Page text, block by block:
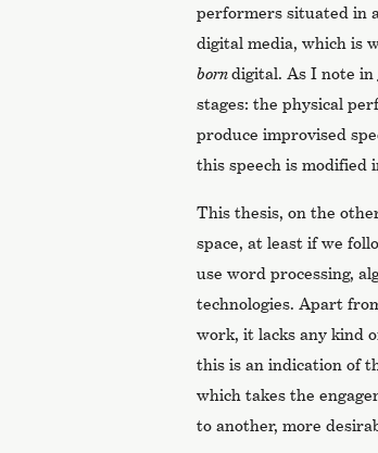
performers situated in
digital media, which is
borndigital. As I note in
stages: the physical
produce improvised
this speech is modified
This thesis, on the
space, at least if we
use word processing,
technologies. Apart
work, it lacks any kind
this is an indication of
which takes the
to another, more